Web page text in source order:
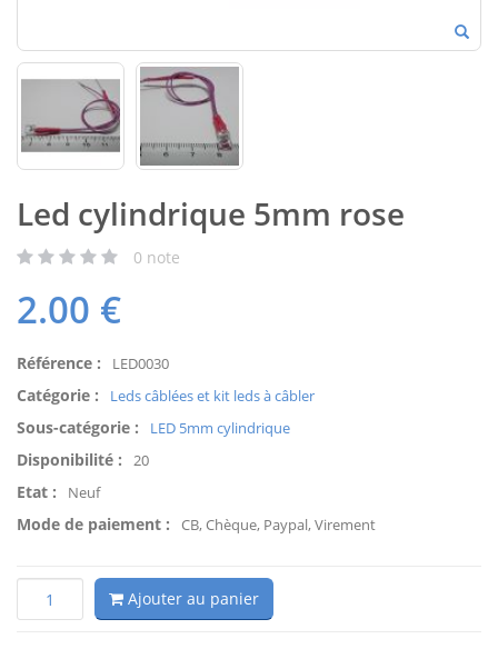
Led cylindrique 5mm rose
0 note
2.00 €
Référence : LED0030
Catégorie : Leds câblées et kit leds à câbler
Sous-catégorie : LED 5mm cylindrique
Disponibilité : 20
Etat : Neuf
Mode de paiement : CB, Chèque, Paypal, Virement
Ajouter au panier